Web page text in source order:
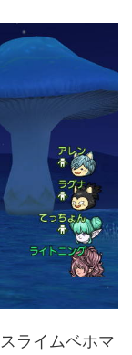
ライムベホマ